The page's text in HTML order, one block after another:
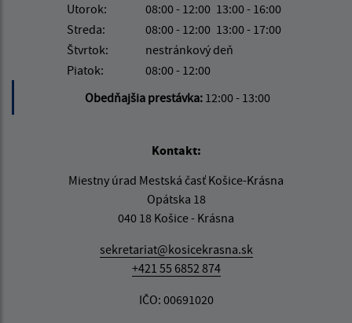
Utorok:
08:00 - 12:00 13:00 - 16:00
Streda:
08:00 - 12:00 13:00 - 17:00
Štvrtok:
nestránkový deň
Piatok:
08:00 - 12:00
Obedňajšia prestávka: 12:00 - 13:00
Kontakt:
Miestny úrad Mestská časť Košice-Krásna
Opátska 18
040 18 Košice - Krásna
sekretariat@kosicekrasna.sk
+421 55 6852 874
IČO: 00691020